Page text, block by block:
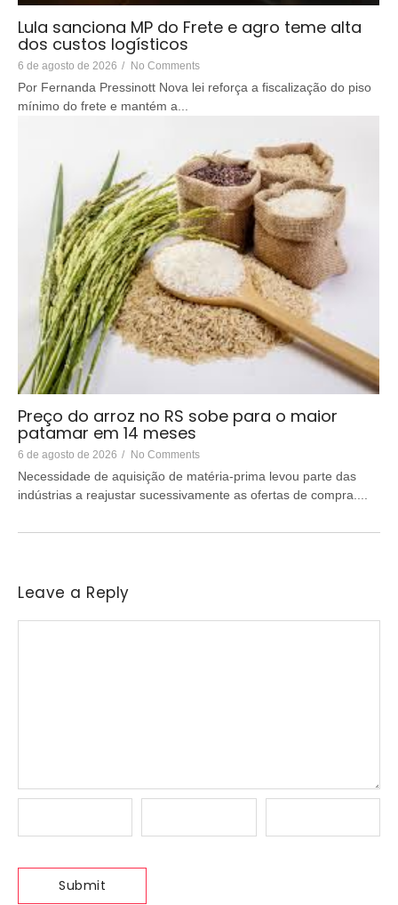
Lula sanciona MP do Frete e agro teme alta
dos custos logísticos
6 de agosto de 2026 / No Comments
Por Fernanda Pressinott Nova lei reforça a fiscalização do piso
mínimo do frete e mantém a...
Preço do arroz no RS sobe para o maior
patamar em 14 meses
6 de agosto de 2026 / No Comments
Necessidade de aquisição de matéria-prima levou parte das
indústrias a reajustar sucessivamente as ofertas de compra....
Leave a Reply